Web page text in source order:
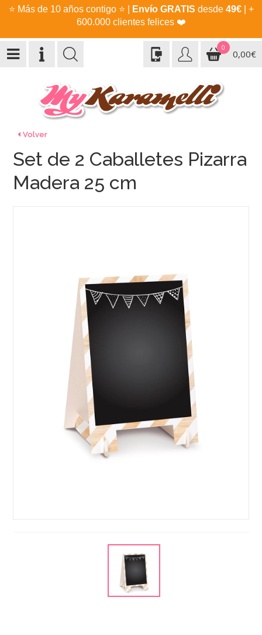
⭐ Más de 10 años contigo ⭐ Envío GRATIS desde 49€| +
600.000 clientes felices ❤️
0
0,00€
Volver
Set de 2 Caballetes Pizarra
Madera 25 cm